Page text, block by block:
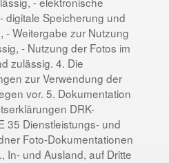
digitale Speicherung und
- Weitergabe zur Nutzung
- Nutzung der Fotos im
zulässig. 4. Die
zur Verwendung der
vor. 5. Dokumentation
DRK-
35 Dienstleistungs- und
Foto-Dokumentationen
In- und Ausland, auf Dritte